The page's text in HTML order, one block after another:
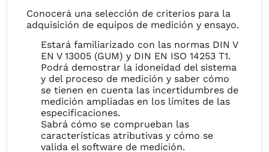
Conocerá una selección de criterios para la
adquisición de equipos de medición y ensayo.
Estará familiarizado con las normas DIN V
EN V 13005 (GUM) y DIN EN ISO 14253 T1.
Podrá demostrar la idoneidad del sistema
y del proceso de medición y saber cómo
se tienen en cuenta las incertidumbres de
medición ampliadas en los límites de las
especificaciones.
Sabrá cómo se comprueban las
características atributivas y cómo se
valida el software de medición.